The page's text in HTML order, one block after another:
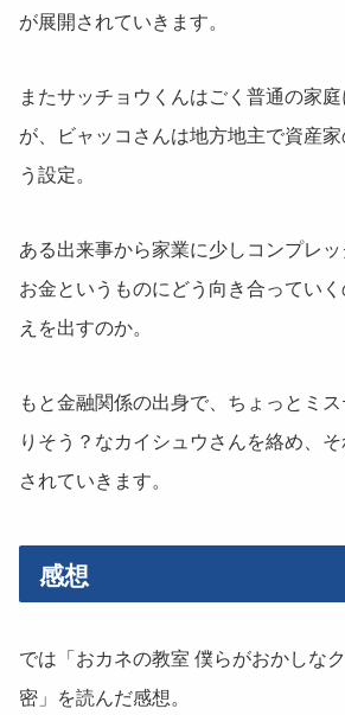
が展開されていきます。
またサッチョウくんはごく普通の家
が、ビャッコさんは地方地主で資産
う設定。
ある出来事から家業に少しコンプレッ
お金というものにどう向き合ってい
えを出すのか。
もと金融関係の出身で、ちょっとミ
りそう？なカイシュウさんを絡め、
されていきます。
感想
では「おカネの教室 僕らがおかしな
密」を読んだ感想。